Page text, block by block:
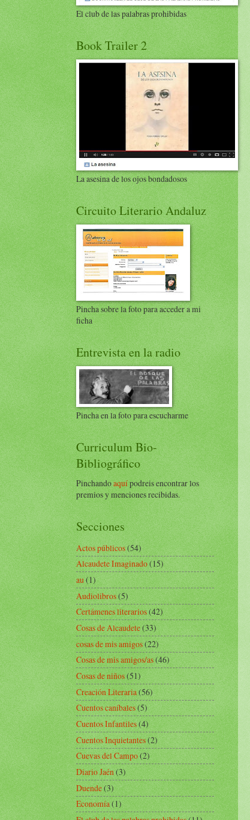
El club de las palabras prohibidas
Book Trailer 2
La asesina de los ojos bondadosos
Circuito Literario Andaluz
Pincha sobre la foto para acceder a mi
ficha
Entrevista en la radio
Pincha en la foto para escucharme
Curriculum Bio-
Bibliográfico
Pinchandoaquípodreis encontrar los
premios y menciones recibidas.
Secciones
Actos públicos(54)
Alcaudete Imaginado(15)
au(1)
Audiolibros(5)
Certámenes literarios(42)
Cosas de Alcaudete(33)
cosas de mis amigos(22)
Cosas de mis amigos/as(46)
Cosas de niños(51)
Creación Literaria(56)
Cuentos caníbales(5)
Cuentos Infantiles(4)
Cuentos Inquietantes(2)
Cuevas del Campo(2)
Diario Jaén(3)
Duende(3)
Economía(1)